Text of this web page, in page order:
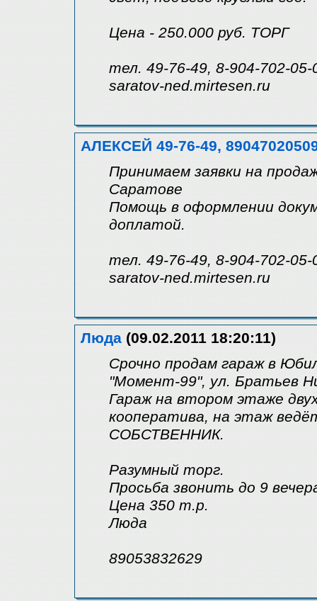
Цена - 250.000 руб. ТОРГ
тел. 49-76-49, 8-904-702-05-
saratov-ned.mirtesen.ru
АЛЕКСЕЙ 49-76-49,
Принимаем заявки на
Саратове
Помощь в оформлении
доплатой.
тел. 49-76-49, 8-904-702-05-
saratov-ned.mirtesen.ru
Люда (09.02.2011 18:20:11)
Срочно продам гараж в
"Момент-99", ул. Братьев
Гараж на втором этаже
кооператива, на этаж
СОБСТВЕННИК.
Разумный торг.
Просьба звонить до 9
Цена 350 т.р.
Люда
89053832629